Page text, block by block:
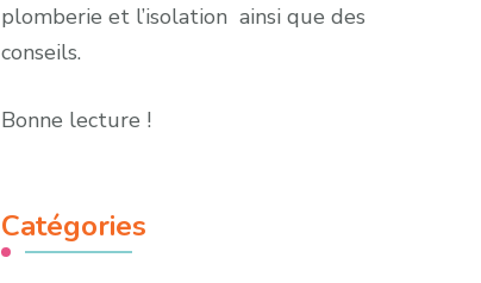
plomberie et l’isolation ainsi que des
conseils.
Bonne lecture !
Catégories